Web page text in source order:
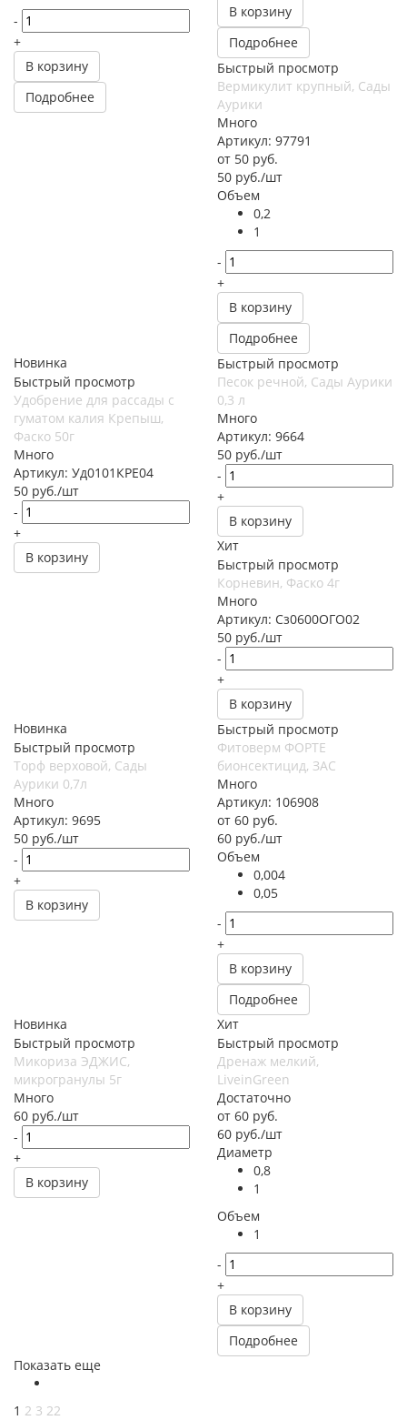
-
+
В корзину
Подробнее
В корзину
Подробнее
Быстрый просмотр
Вермикулит крупный, Сады
Аурики
Много
Артикул: 97791
от 50 руб.
50 руб./шт
Объем
0,2
1
-
+
В корзину
Подробнее
Новинка
Быстрый просмотр
Удобрение для рассады с
гуматом калия Крепыш,
Фаско 50г
Много
Артикул: Уд0101КРЕ04
50 руб./шт
-
+
В корзину
Быстрый просмотр
Песок речной, Сады Аурики
0,3 л
Много
Артикул: 9664
50 руб./шт
-
+
В корзину
Хит
Быстрый просмотр
Корневин, Фаско 4г
Много
Артикул: Сз0600ОГО02
50 руб./шт
-
+
В корзину
Новинка
Быстрый просмотр
Торф верховой, Сады
Аурики 0,7л
Много
Артикул: 9695
50 руб./шт
-
+
В корзину
Быстрый просмотр
Фитоверм ФОРТЕ
бионсектицид, ЗАС
Много
Артикул: 106908
от 60 руб.
60 руб./шт
Объем
0,004
0,05
-
+
В корзину
Подробнее
Новинка
Быстрый просмотр
Микориза ЭДЖИС,
микрогранулы 5г
Много
60 руб./шт
-
+
В корзину
Хит
Быстрый просмотр
Дренаж мелкий,
LiveinGreen
Достаточно
от 60 руб.
60 руб./шт
Диаметр
0,8
1
Объем
1
-
+
В корзину
Подробнее
Показать еще
1 2 3 22